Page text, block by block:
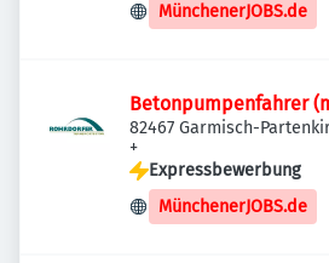
MünchenerJOBS.de
Betonpumpenfahrer
82467 Garmisch-
+
Expressbewerbung
MünchenerJOBS.de